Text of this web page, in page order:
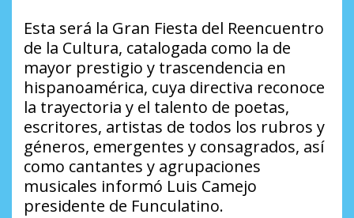
Esta será la Gran Fiesta del Reencuentro
de la Cultura, catalogada como la de
mayor prestigio y trascendencia en
hispanoamérica, cuya directiva reconoce
la trayectoria y el talento de poetas,
escritores, artistas de todos los rubros y
géneros, emergentes y consagrados, así
como cantantes y agrupaciones
musicales informó Luis Camejo
presidente de Funculatino.